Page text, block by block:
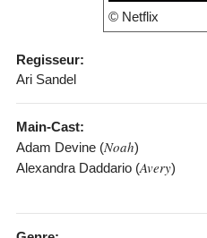
© Netflix
Regisseur:
Ari Sandel
Main-Cast:
Adam Devine (Noah)
Alexandra Daddario (Avery)